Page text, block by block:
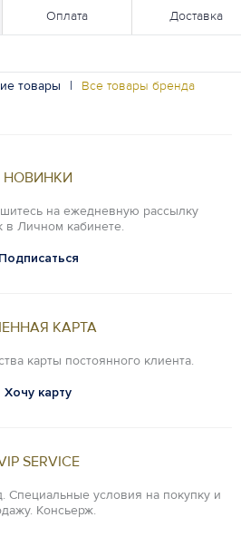
Оплата Доставка
товары | Все товары бренда
НОВИНКИ
на ежедневную рассылку
в Личном кабинете.
Подписаться
КАРТА
карты постоянного клиента.
Хочу карту
SERVICE
Специальные условия на покупку и
Консьерж.